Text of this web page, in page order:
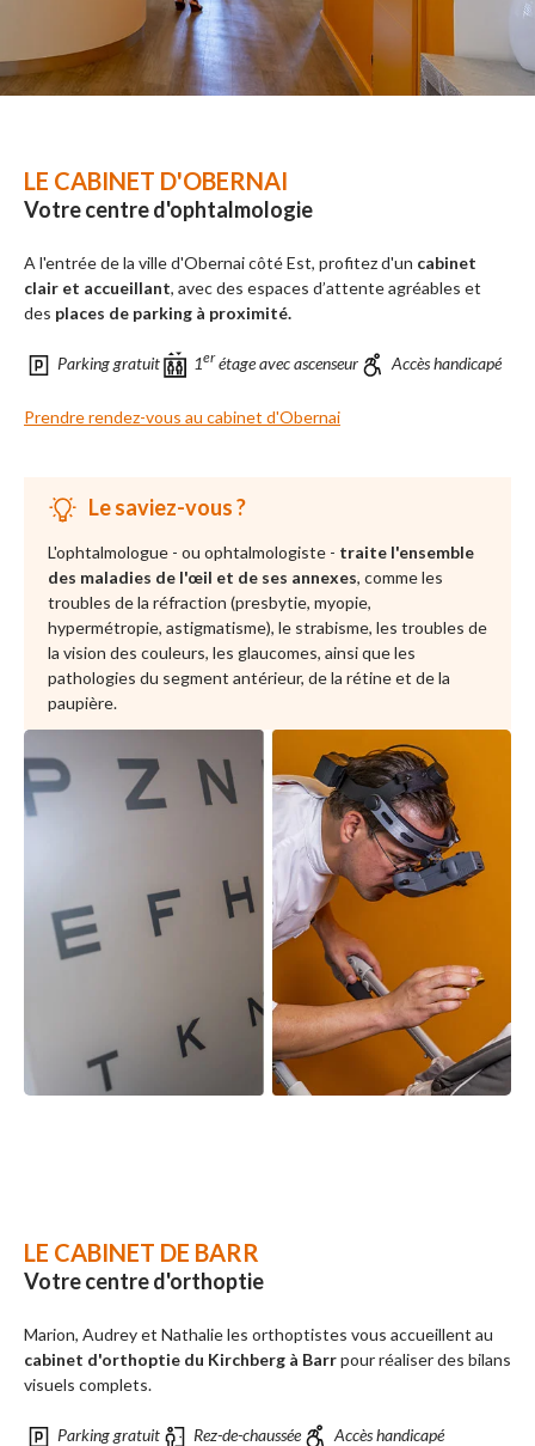
LE CABINET D'OBERNAI
Votre centre d'ophtalmologie
A l'entrée de la ville d'Obernai côté Est, profitez d'un cabinet
clair et accueillant, avec des espaces d’attente agréables et
des places de parking à proximité.
Parking gratuit 1erétage avec ascenseur Accès handicapé
Prendre rendez-vous au cabinet d'Obernai
Le saviez-vous ?
L'ophtalmologue - ou ophtalmologiste - traite l'ensemble
des maladies de l'œil et de ses annexes, comme les
troubles de la réfraction (presbytie, myopie,
hypermétropie, astigmatisme), le strabisme, les troubles de
la vision des couleurs, les glaucomes, ainsi que les
pathologies du segment antérieur, de la rétine et de la
paupière.
LE CABINET DE BARR
Votre centre d'orthoptie
Marion, Audrey et Nathalie les orthoptistes vous accueillent au
cabinet d'orthoptie du Kirchberg à Barrpour réaliser des bilans
visuels complets.
Parking gratuit Rez-de-chaussée Accès handicapé